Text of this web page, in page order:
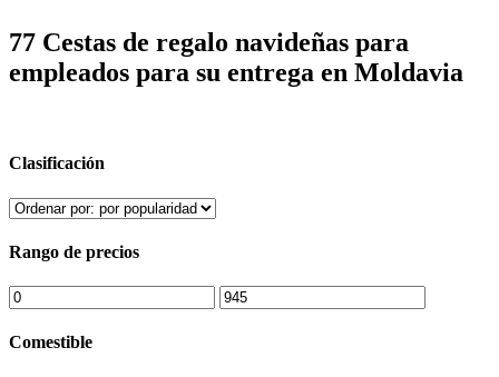
77 Cestas de regalo navideñas para
empleados para su entrega en Moldavia
Clasificación
Rango de precios
Comestible